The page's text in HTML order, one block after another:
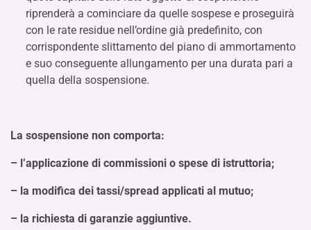
riprenderà a cominciare da quelle sospese e proseguirà
con le rate residue nell’ordine già predefinito, con
corrispondente slittamento del piano di ammortamento
e suo conseguente allungamento per una durata pari a
quella della sospensione.
La sospensione non comporta:
– l’applicazione di commissioni o spese di istruttoria;
– la modifica dei tassi/spread applicati al mutuo;
– la richiesta di garanzie aggiuntive.